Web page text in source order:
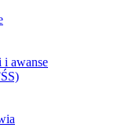
i awanse